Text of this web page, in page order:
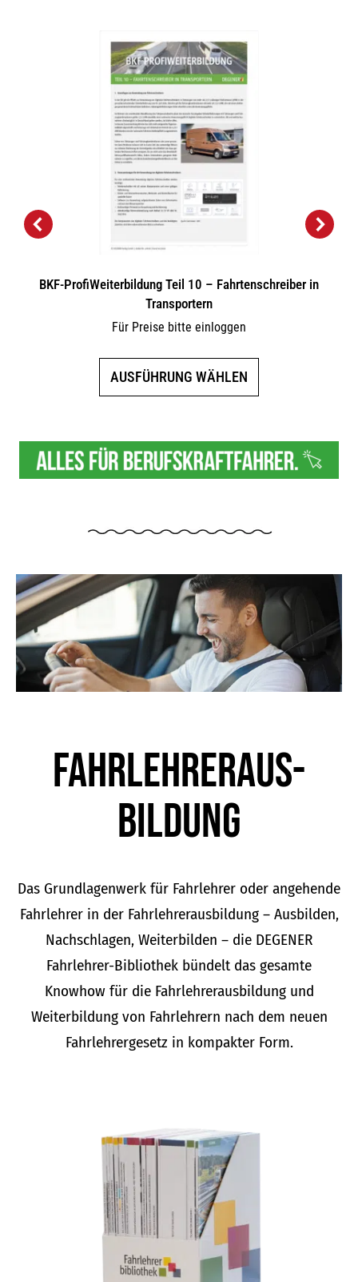
BKF-ProfiWeiterbildung Teil 10 – Fahrtenschreiber in
Transportern
Für Preise bitte einloggen
AUSFÜHRUNG WÄHLEN
Varianten
auf.
können
der
Produktseite
gewählt
werden
Fahrlehrer­aus­
bildung
Das Grundlagenwerk für Fahrlehrer oder angehende
Fahrlehrer in der Fahrlehrerausbildung – Ausbilden,
Nachschlagen, Weiterbilden – die DEGENER
Fahrlehrer-Bibliothek bündelt das gesamte
Knowhow für die Fahrlehrerausbildung und
Weiterbildung von Fahrlehrern nach dem neuen
Fahrlehrergesetz in kompakter Form.